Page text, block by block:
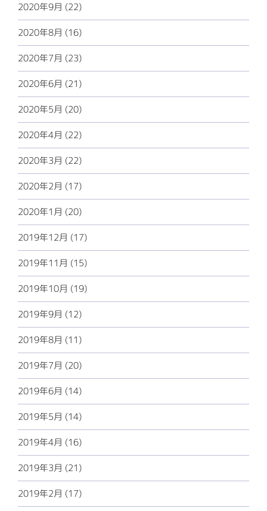
2020年9月 (22)
2020年8月 (16)
2020年7月 (23)
2020年6月 (21)
2020年5月 (20)
2020年4月 (22)
2020年3月 (22)
2020年2月 (17)
2020年1月 (20)
2019年12月 (17)
2019年11月 (15)
2019年10月 (19)
2019年9月 (12)
2019年8月 (11)
2019年7月 (20)
2019年6月 (14)
2019年5月 (14)
2019年4月 (16)
2019年3月 (21)
2019年2月 (17)